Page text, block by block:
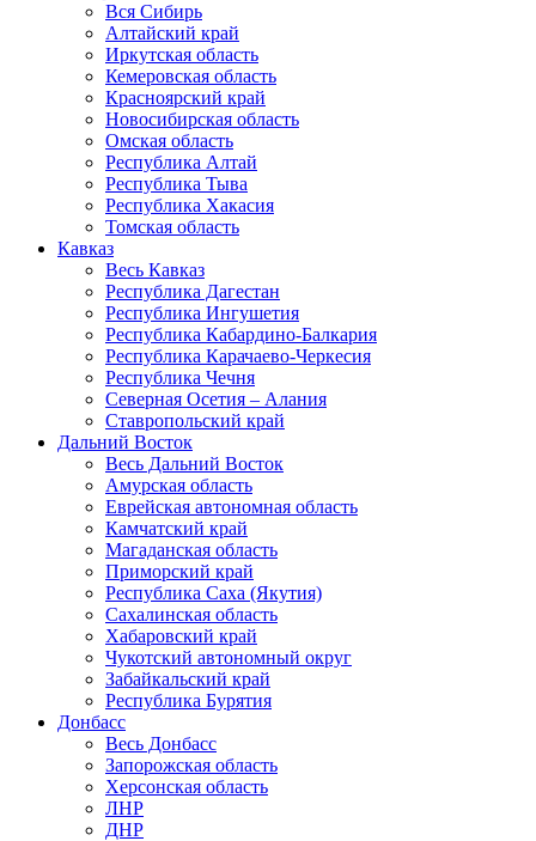
Вся Сибирь
Алтайский край
Иркутская область
Кемеровская область
Красноярский край
Новосибирская область
Омская область
Республика Алтай
Республика Тыва
Республика Хакасия
Томская область
Кавказ
Весь Кавказ
Республика Дагестан
Республика Ингушетия
Республика Кабардино-Балкария
Республика Карачаево-Черкесия
Республика Чечня
Северная Осетия – Алания
Ставропольский край
Дальний Восток
Весь Дальний Восток
Амурская область
Еврейская автономная область
Камчатский край
Магаданская область
Приморский край
Республика Саха (Якутия)
Сахалинская область
Хабаровский край
Чукотский автономный округ
Забайкальский край
Республика Бурятия
Донбасс
Весь Донбасс
Запорожская область
Херсонская область
ЛНР
ДНР